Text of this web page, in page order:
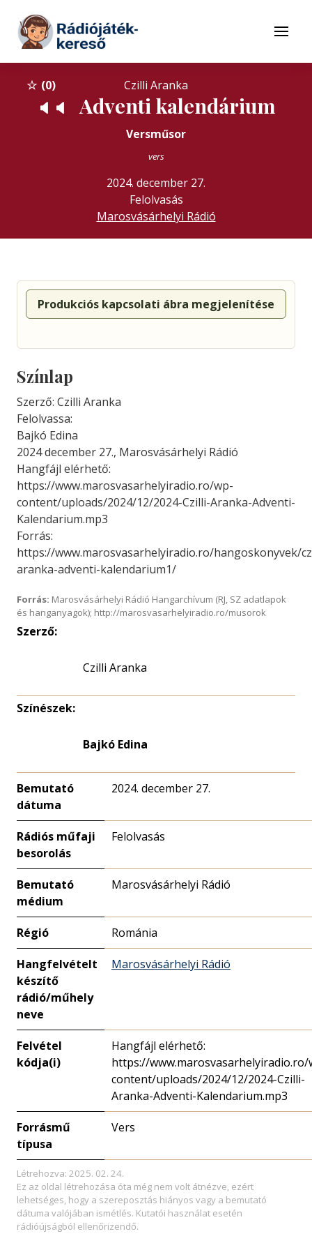
Tovább a tartalomhoz
Menü
0 Czilli Aranka
🔈 🔈 Adventi kalendárium
Versműsor
vers
2024. december 27.
Felolvasás
Marosvásárhelyi Rádió
Produkciós kapcsolati ábra megjelenítése
Színlap
Szerző: Czilli Aranka
Felolvassa:
Bajkó Edina
2024 december 27., Marosvásárhelyi Rádió
Hangfájl elérhető:
https://www.marosvasarhelyiradio.ro/wp-
content/uploads/2024/12/2024-Czilli-Aranka-Adventi-
Kalendarium.mp3
Forrás:
https://www.marosvasarhelyiradio.ro/hangoskonyvek/
aranka-adventi-kalendarium1/
Forrás: Marosvásárhelyi Rádió Hangarchívum (RJ, SZ adatlapok
és hanganyagok); http://marosvasarhelyiradio.ro/musorok
Szerző:
Czilli Aranka
Színészek:
Bajkó Edina
Bemutató
dátuma
2024. december 27.
Rádiós műfaji
besorolás
Felolvasás
Bemutató
médium
Marosvásárhelyi Rádió
Régió Románia
Hangfelvételt
készítő
rádió/műhely
neve
Marosvásárhelyi Rádió
Felvétel
kódja(i)
Hangfájl elérhető:
https://www.marosvasarhelyiradio.ro/
content/uploads/2024/12/2024-Czilli-
Aranka-Adventi-Kalendarium.mp3
Forrásmű
típusa
Vers
Létrehozva: 2025. 02. 24.
Ez az oldal létrehozása óta még nem volt átnézve, ezért
lehetséges, hogy a szereposztás hiányos vagy a bemutató
dátuma valójában ismétlés. Kutatói használat esetén
rádióújságból ellenőrizendő.